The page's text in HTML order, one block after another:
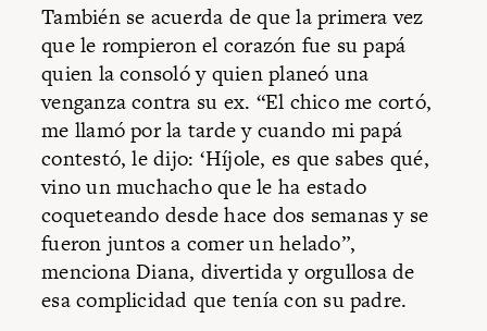
También se acuerda de que la primera vez
que le rompieron el corazón fue su papá
quien la consoló y quien planeó una
venganza contra su ex. “El chico me cortó,
me llamó por la tarde y cuando mi papá
contestó, le dijo: ‘Híjole, es que sabes qué,
vino un muchacho que le ha estado
coqueteando desde hace dos semanas y se
fueron juntos a comer un helado”,
menciona Diana, divertida y orgullosa de
esa complicidad que tenía con su padre.